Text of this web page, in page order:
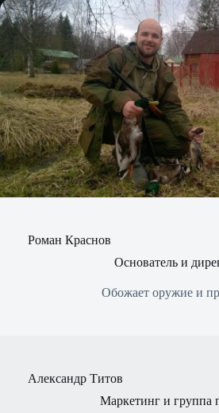
Роман Краснов
Основатель и
Обожает оружие и
Александр Титов
Маркетинг и группа